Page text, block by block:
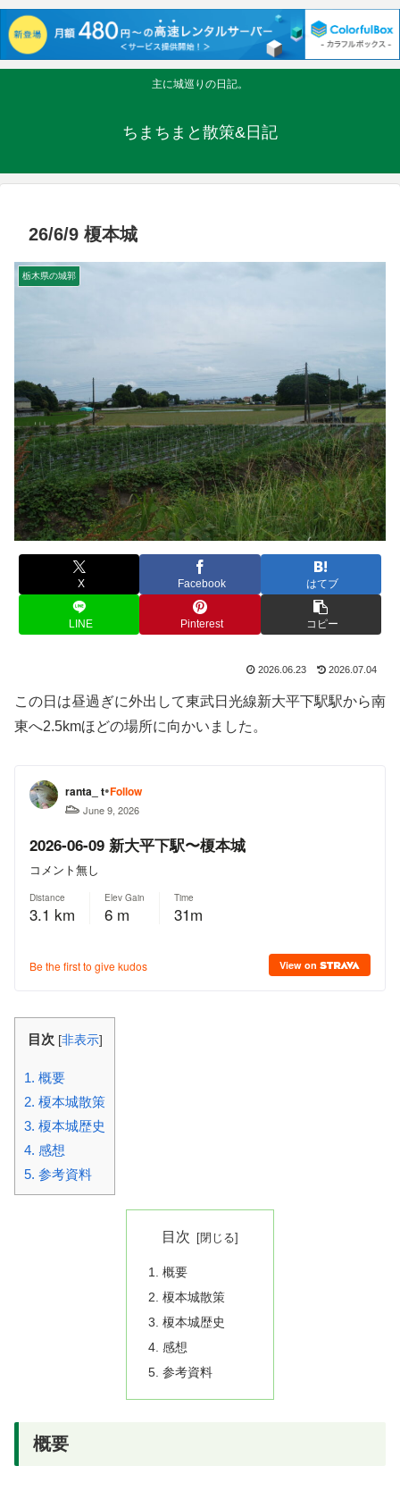
主に城巡りの日記。
ちまちまと散策&日記
26/6/9 榎本城
栃木県の城郭
X Facebook はてブ
LINE Pinterest コピー
2026.06.23 2026.07.04
この日は昼過ぎに外出して東武日光線新大平下駅駅から南
東へ2.5kmほどの場所に向かいました。
目次 [非表示]
1. 概要
2. 榎本城散策
3. 榎本城歴史
4. 感想
5. 参考資料
目次
概要
榎本城散策
榎本城歴史
感想
参考資料
概要